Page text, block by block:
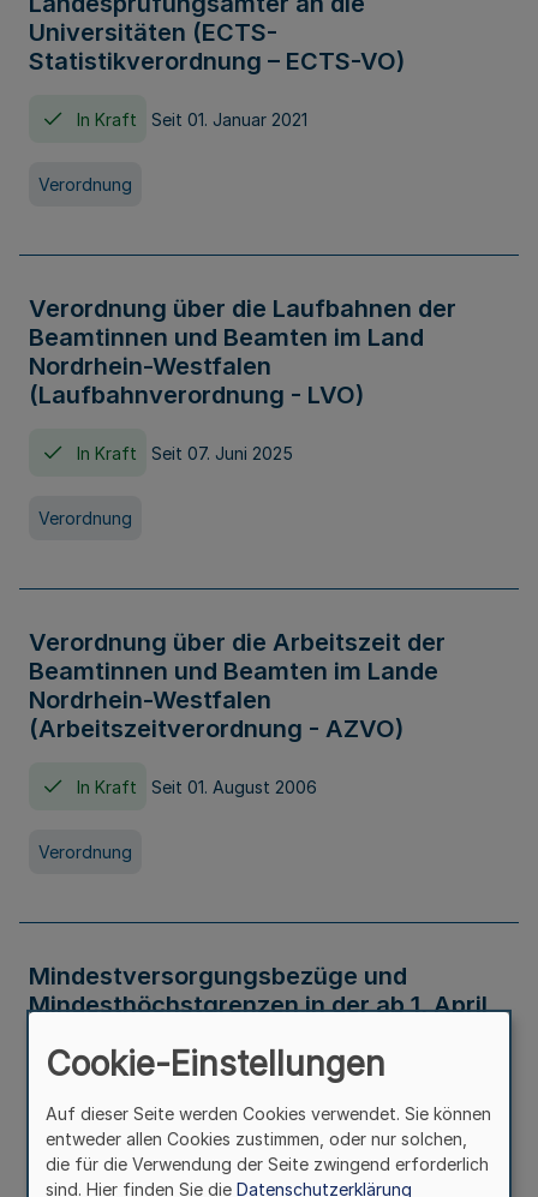
Universitäten (ECTS-
Statistikverordnung – ECTS-VO)
In Kraft Seit 01. Januar 2021
Verordnung
Verordnung über die Laufbahnen der
Beamtinnen und Beamten im Land
Nordrhein-Westfalen
(Laufbahnverordnung - LVO)
In Kraft Seit 07. Juni 2025
Verordnung
Verordnung über die Arbeitszeit der
Beamtinnen und Beamten im Lande
Nordrhein-Westfalen
(Arbeitszeitverordnung - AZVO)
In Kraft Seit 01. August 2006
Verordnung
Mindestversorgungsbezüge und
Mindesthöchstgrenzen in der ab 1. April
Verwaltungsvorschrift
Cookie-Einstellungen
Auf dieser Seite werden Cookies verwendet. Sie können
entweder allen Cookies zustimmen, oder nur solchen,
die für die Verwendung der Seite zwingend erforderlich
sind. Hier finden Sie die Datenschutzerklärung